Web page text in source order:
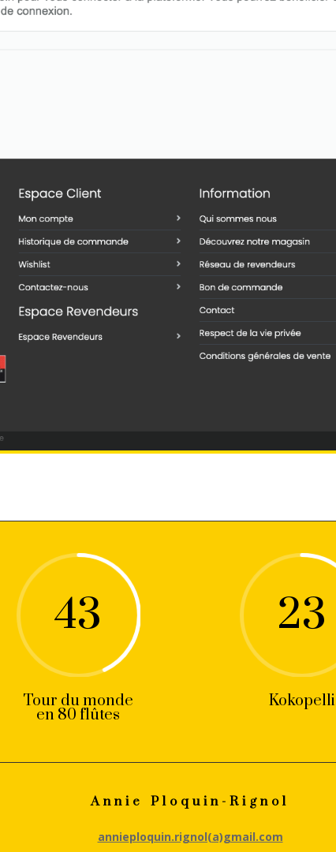
43
Tour du monde
en 80 flûtes
23
Kokopelli
Annie Ploquin-Rignol
annieploquin.rignol(a)gmail.com